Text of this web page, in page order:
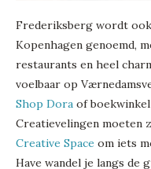
Frederiksberg wordt
Kopenhagen genoemd,
restaurants en heel
voelbaar op
Shop Dora of boekwinkel
Creatievelingen moeten
Creative Space om iets
Have wandel je langs de